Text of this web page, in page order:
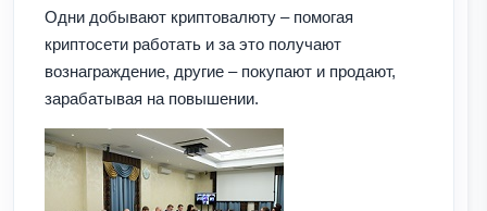
Одни добывают криптовалюту – помогая
криптосети работать и за это получают
вознаграждение, другие – покупают и продают,
зарабатывая на повышении.